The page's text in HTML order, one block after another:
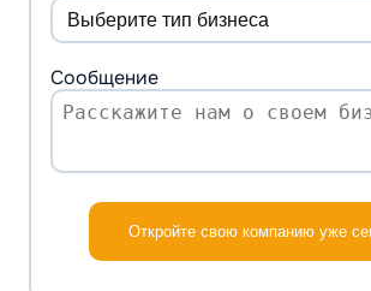
Сообщение
Откройте свою компанию уже